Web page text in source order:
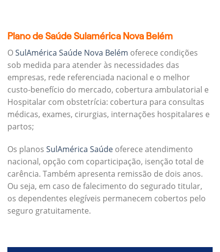
Plano de Saúde Sulamérica Nova Belém
OSulAmérica Saúde Nova Belém oferece condições
sob medida para atender às necessidades das
empresas, rede referenciada nacional e o melhor
custo-benefício do mercado, cobertura ambulatorial e
Hospitalar com obstetrícia: cobertura para consultas
médicas, exames, cirurgias, internações hospitalares e
partos;
Os planos SulAmérica Saúde oferece atendimento
nacional, opção com coparticipação, isenção total de
carência. Também apresenta remissão de dois anos.
Ou seja, em caso de falecimento do segurado titular,
os dependentes elegíveis permanecem cobertos pelo
seguro gratuitamente.